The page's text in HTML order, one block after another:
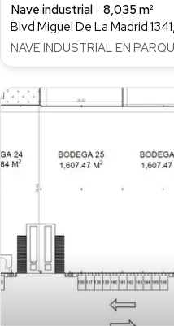
Nave industrial
8,035 m²
Blvd Miguel De La Madrid
NAVE INDUSTRIAL EN